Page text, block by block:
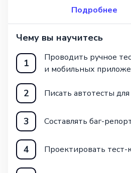
Подробнее
Чему вы научитесь
1
Проводить ручное
и мобильных
2 Писать автотесты
3 Составлять баг-
4 Проектировать тест-